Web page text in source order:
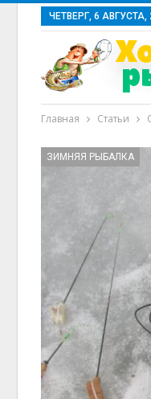
ЧЕТВЕРГ, 6 АВГУСТА,
Главная Статьи
ЗИМНЯЯ РЫБАЛКА